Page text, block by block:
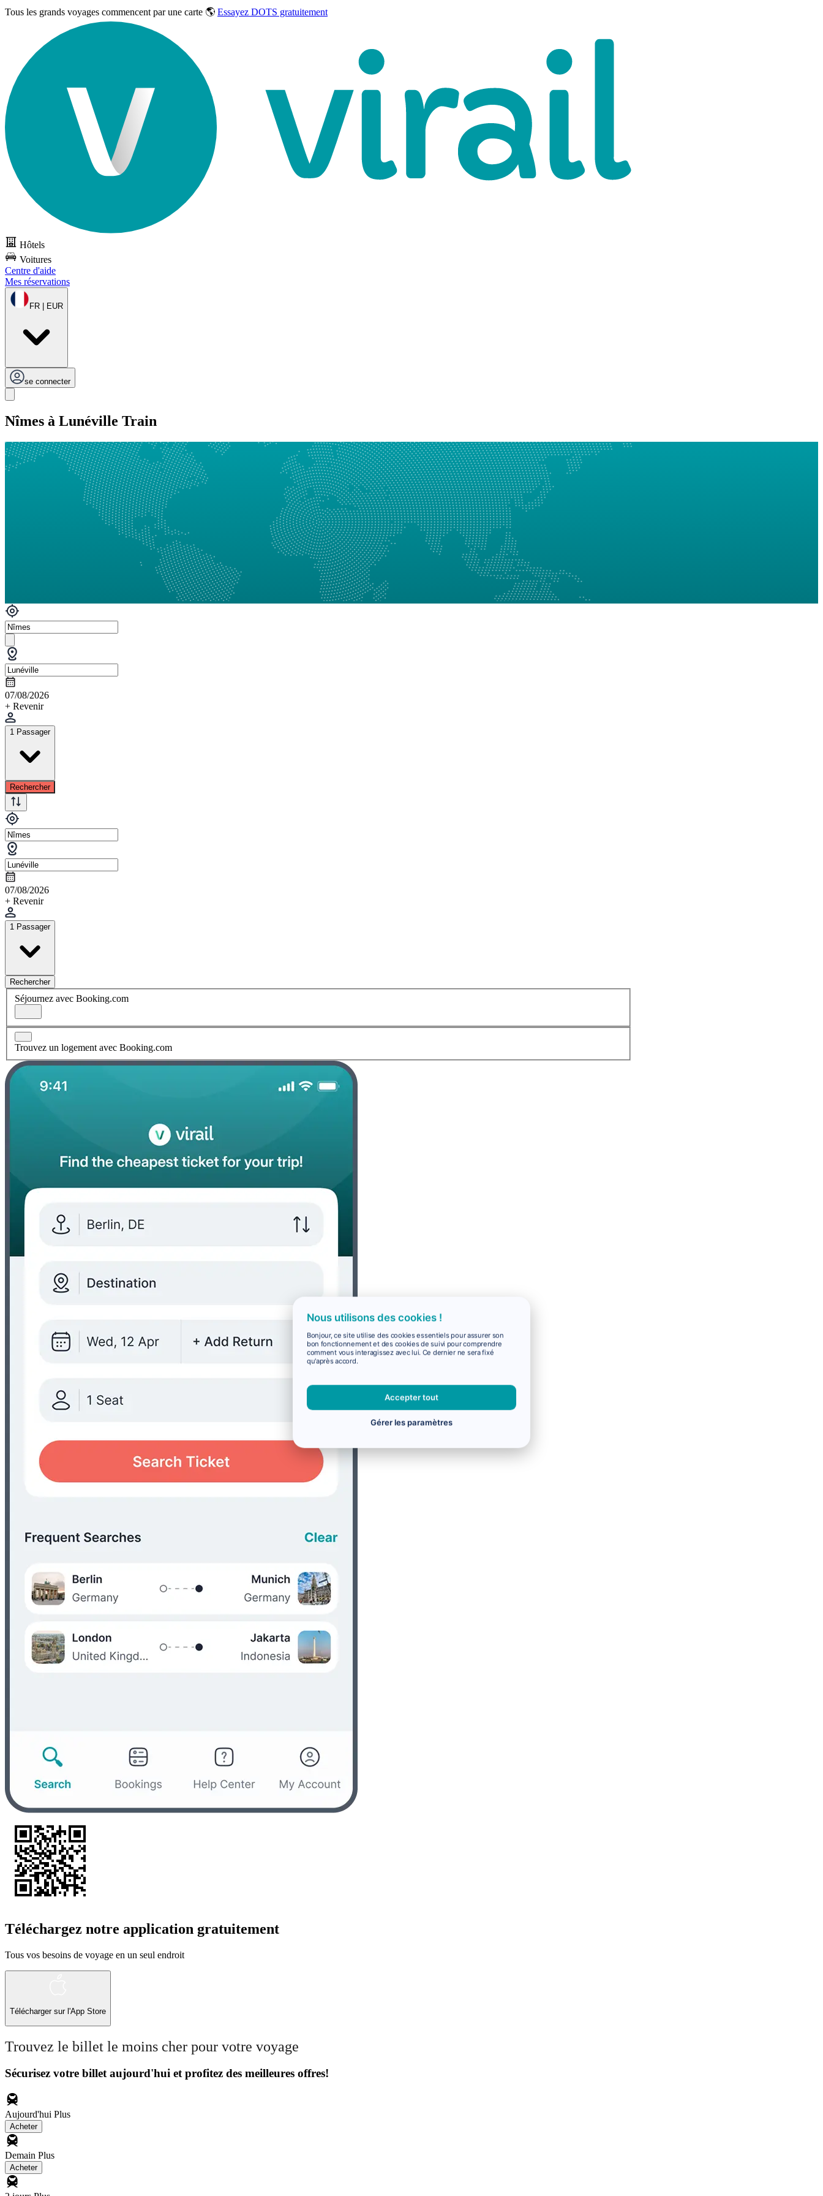
Tous les grands voyages commencent par une carte 🌎 Essayez DOTS gratuitement
Hôtels
Voitures
Centre d'aide
Mes réservations
FR | EUR
se connecter
Nîmes à Lunéville Train
07/08/2026
+ Revenir
1 Passager
Rechercher
07/08/2026
+ Revenir
1 Passager
Rechercher
Séjournez avec Booking.com
Trouvez un logement avec Booking.com
Téléchargez notre application gratuitement
Tous vos besoins de voyage en un seul endroit
Télécharger sur l'App Store
Trouvez le billet le moins cher pour votre voyage
Sécurisez votre billet aujourd'hui et profitez des meilleures offres!
Aujourd'hui Plus
Acheter
Demain Plus
Acheter
Nous utilisons des cookies !
Bonjour, ce site utilise des cookies essentiels pour assurer son
bon fonctionnement et des cookies de suivi pour comprendre
comment vous interagissez avec lui. Ce dernier ne sera fixé
qu'après accord.
Accepter tout
Gérer les paramètres